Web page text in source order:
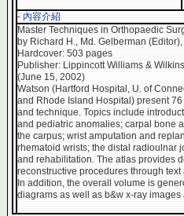
- 內容介紹
Master Techniques in Orthopaedic
by Richard H., Md. Gelberman
Hardcover: 503 pages
Publisher: Lippincott Williams &
(June 15, 2002)
Watson (Hartford Hospital, U. of
and Rhode Island Hospital) present
and technique. Topics include
and pediatric anomalies; carpal bone
the carpus; wrist amputation and
rhematoid wrists; the distal radioulnar
and rehabilitation. The atlas provides
reconstructive procedures through
In addition, the overall volume is
diagrams as well as b&w x-ray